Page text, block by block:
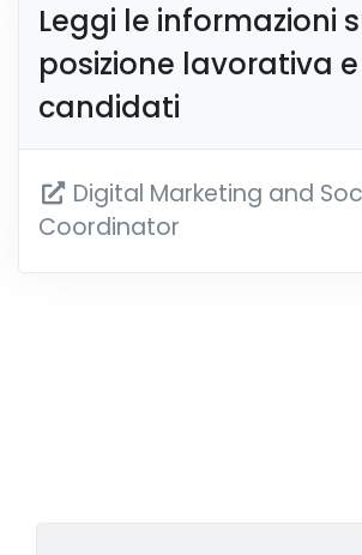
Leggi le informazioni
posizione lavorativa e
candidati
Digital Marketing and
Coordinator